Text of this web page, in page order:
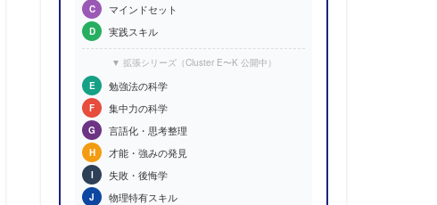
C マインドセット
D 実践スキル
▼ 拡張シリーズ（Cluster E〜K 公開中）
E
勉強法の科学
F 集中力の科学
G 言語化・思考整理
H 才能・強みの発見
I 失敗・後悔学
J 物理特有スキル